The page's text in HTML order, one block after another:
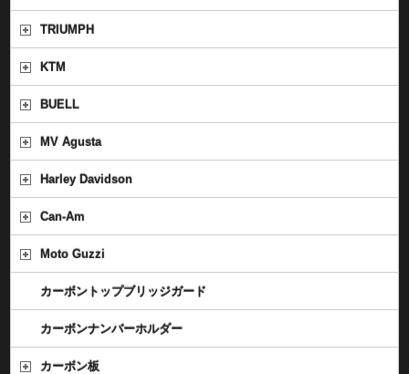
TRIUMPH
KTM
BUELL
MV Agusta
Harley Davidson
Can-Am
Moto Guzzi
カーボントップブリッジガード
カーボンナンバーホルダー
カーボン板